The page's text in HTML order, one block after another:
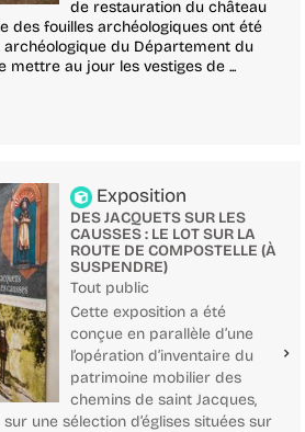
de restauration du château
des fouilles archéologiques ont été
archéologique du Département du
mettre au jour les vestiges de ...
Exposition
DES JACQUETS SUR LES
CAUSSES : LE LOT SUR LA
ROUTE DE COMPOSTELLE (À
SUSPENDRE)
Tout public
Cette exposition a été
conçue en parallèle d’une
l’opération d’inventaire du
patrimoine mobilier des
chemins de saint Jacques,
sur une sélection d’églises situées sur